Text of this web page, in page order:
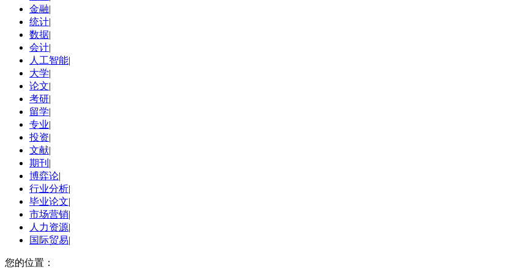
金融|
统计|
数据|
会计|
人工智能|
大学|
论文|
考研|
留学|
专业|
投资|
文献|
期刊 |
博弈论|
行业分析|
毕业论文|
市场营销|
人力资源|
国际贸易|
您的位置：